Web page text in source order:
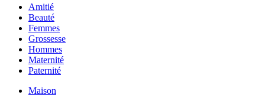
Amitié
Beauté
Femmes
Grossesse
Hommes
Maternité
Paternité
Maison